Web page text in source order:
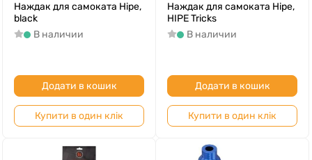
Наждак для самоката Hipe,
black
В наличии
Додати в кошик
Купити в один клік
Наждак для самоката Hipe,
HIPE Tricks
В наличии
Додати в кошик
Купити в один клік